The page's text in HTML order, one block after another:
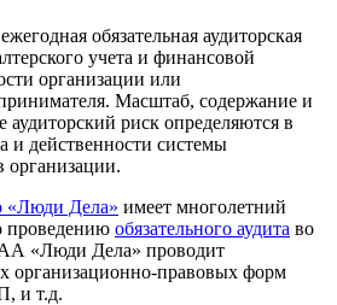
обязательная аудиторская
учета и финансовой
организации или
Масштаб, содержание и
аудиторский риск определяются в
и действенности системы
организации.
«Люди Дела» имеет многолетний
проведению обязательного аудита во
«Люди Дела» проводит
организационно-правовых форм
и т.д.